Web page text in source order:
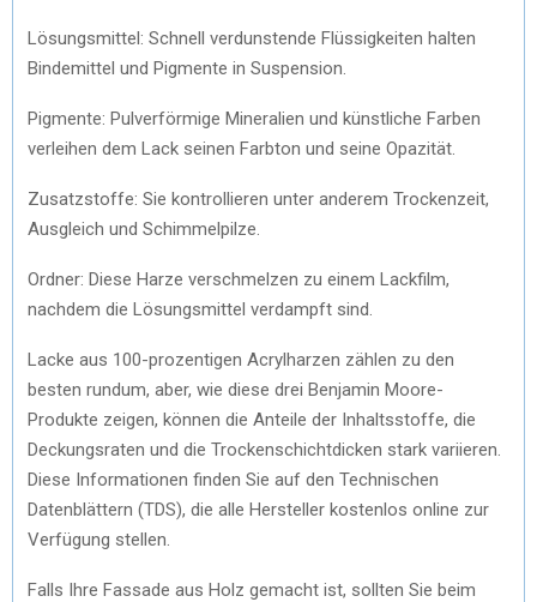
Lösungsmittel: Schnell verdunstende Flüssigkeiten halten
Bindemittel und Pigmente in Suspension.
Pigmente: Pulverförmige Mineralien und künstliche Farben
verleihen dem Lack seinen Farbton und seine Opazität.
Zusatzstoffe: Sie kontrollieren unter anderem Trockenzeit,
Ausgleich und Schimmelpilze.
Ordner: Diese Harze verschmelzen zu einem Lackfilm,
nachdem die Lösungsmittel verdampft sind.
Lacke aus 100-prozentigen Acrylharzen zählen zu den
besten rundum, aber, wie diese drei Benjamin Moore-
Produkte zeigen, können die Anteile der Inhaltsstoffe, die
Deckungsraten und die Trockenschichtdicken stark variieren.
Diese Informationen finden Sie auf den Technischen
Datenblättern (TDS), die alle Hersteller kostenlos online zur
Verfügung stellen.
Falls Ihre Fassade aus Holz gemacht ist, sollten Sie beim